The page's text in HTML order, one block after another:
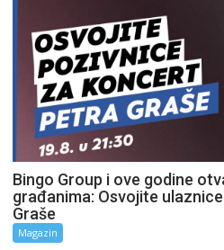
Bingo Group i ove godine
građanima: Osvojite
Graše
Magazin